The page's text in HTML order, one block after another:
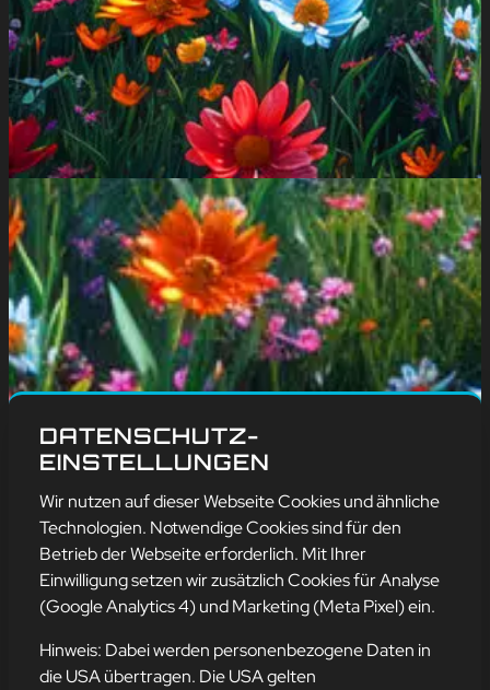
DATENSCHUTZ-
EINSTELLUNGEN
Wir nutzen auf dieser Webseite Cookies und ähnliche
Technologien. Notwendige Cookies sind für den
Betrieb der Webseite erforderlich. Mit Ihrer
Einwilligung setzen wir zusätzlich Cookies für Analyse
(Google Analytics 4) und Marketing (Meta Pixel) ein.
Hinweis: Dabei werden personenbezogene Daten in
die USA übertragen. Die USA gelten